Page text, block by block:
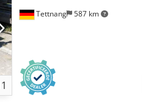
Tettnang 587 km